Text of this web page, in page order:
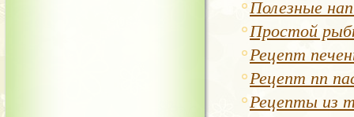
Полезные
Простой
Рецепт
Рецепт пп
Рецепты из